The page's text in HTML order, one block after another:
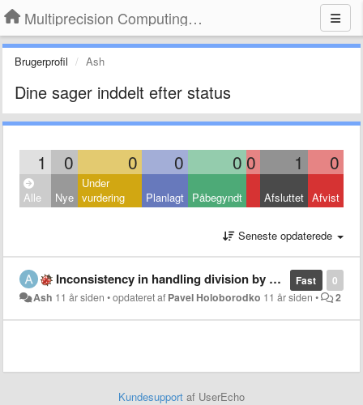
Multiprecision Computing Toolbox for MATLAB
Brugerprofil Ash
Dine sager inddelt efter status
1 0 0 0 0 0 1 0
Alle Nye
Under
vurdering
Planlagt Påbegyndt Afsluttet Afvist
Seneste opdaterede
0
Fast
Inconsistency in handling division by zero
Ash 11 år siden •opdateret af Pavel Holoborodko 11 år siden • 2
Kundesupport af UserEcho